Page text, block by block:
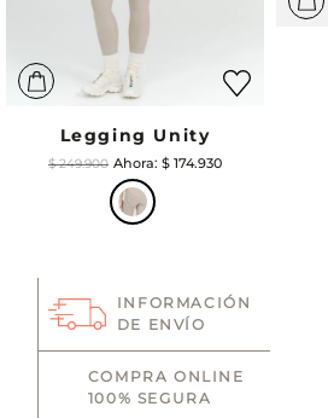
Legging Unity
$ 249.900 $ 174.930
INFORMACIÓN
DE ENVÍO
COMPRA ONLINE
100% SEGURA